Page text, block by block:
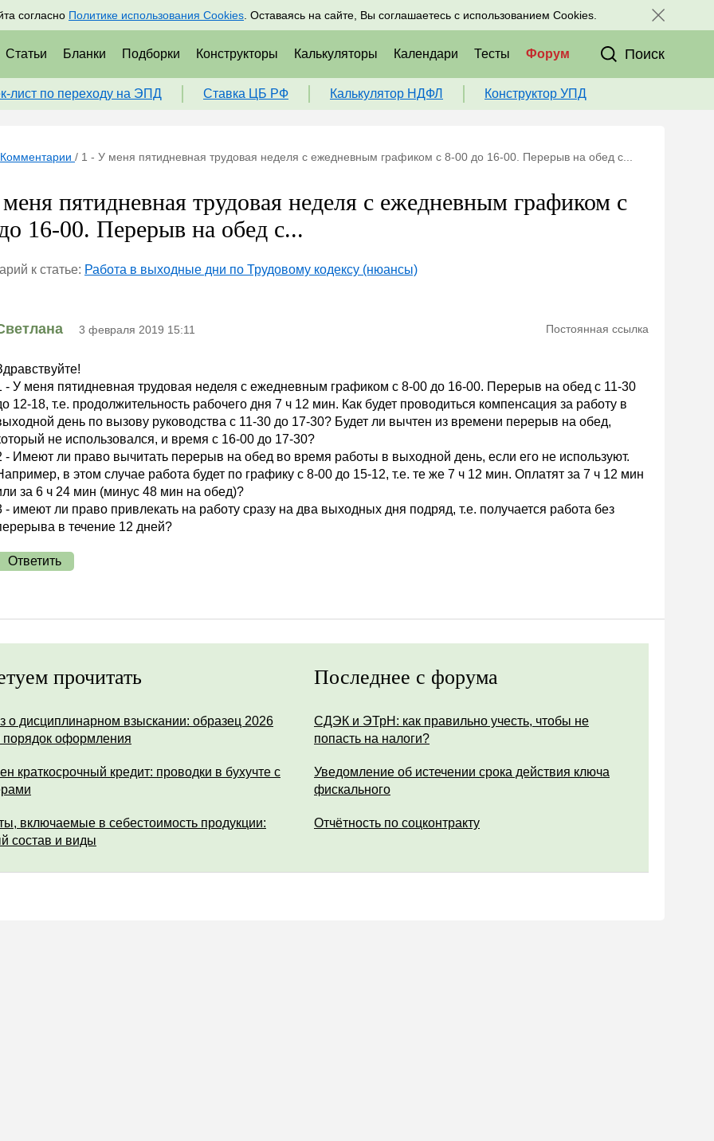
согласно Политике использования Cookies . Оставаясь на сайте, Вы соглашаетесь с использованием Cookies.
Подписаться Присоединяйтесь к нам в соц. сетях:
Статьи Бланки Подборки Конструкторы Калькуляторы Календари Тесты Форум Поиск
лист по переходу на ЭПД Ставка ЦБ РФ Калькулятор НДФЛ Конструктор УПД
Комментарии / 1 - У меня пятидневная трудовая неделя с ежедневным графиком с 8-00 до 16-00. Перерыв на обед с...
пятидневная трудовая неделя с ежедневным графиком с
16-00. Перерыв на обед с...
к статье: Работа в выходные дни по Трудовому кодексу (нюансы)
3 февраля 2019 15:11 Постоянная ссылка
- У меня пятидневная трудовая неделя с ежедневным графиком с 8-00 до 16-00. Перерыв на обед с 11-30
12-18, т.е. продолжительность рабочего дня 7 ч 12 мин. Как будет проводиться компенсация за работу в
день по вызову руководства с 11-30 до 17-30? Будет ли вычтен из времени перерыв на обед,
не использовался, и время с 16-00 до 17-30?
- Имеют ли право вычитать перерыв на обед во время работы в выходной день, если его не используют.
в этом случае работа будет по графику с 8-00 до 15-12, т.е. те же 7 ч 12 мин. Оплатят за 7 ч 12 мин
за 6 ч 24 мин (минус 48 мин на обед)?
- имеют ли право привлекать на работу сразу на два выходных дня подряд, т.е. получается работа без
в течение 12 дней?
Ответить
прочитать
о дисциплинарном взыскании: образец 2026
порядок оформления
краткосрочный кредит: проводки в бухучте с
включаемые в себестоимость продукции:
состав и виды
Последнее с форума
СДЭК и ЭТрН: как правильно учесть, чтобы не
попасть на налоги?
Уведомление об истечении срока действия ключа
фискального
Отчётность по соцконтракту